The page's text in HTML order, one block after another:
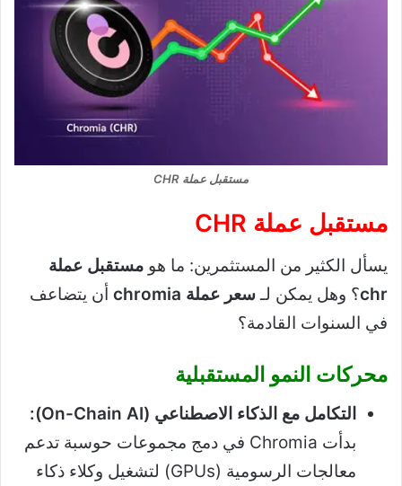
مستقبل عملة CHR
مستقبل عملة CHR
يسأل الكثير من المستثمرين: ما هو مستقبل عملة
chr؟ وهل يمكن لـسعر عملة chromia
أن يتضاعف
في السنوات القادمة؟
محركات النمو المستقبلية
التكامل مع الذكاء الاصطناعي (On-Chain AI):
بدأت Chromia في دمج مجموعات حوسبة تدعم
معالجات الرسومية (GPUs) لتشغيل وكلاء ذكاء